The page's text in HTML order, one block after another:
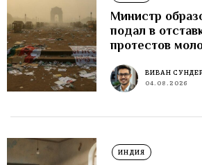
Министр
подал в
протестов
ВИВАН
04.08.2026
ИНДИЯ